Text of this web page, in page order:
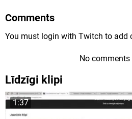
Comments
You must login with Twitch to add
No comments
Līdzīgi klipi
1:37